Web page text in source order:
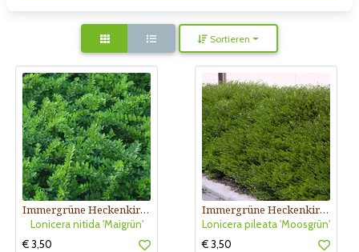
Sortieren
Immergrüne Heckenkirsche
Lonicera nitida 'Maigrün'
€ 3,50
Immergrüne Heckenkirsche
Lonicera pileata 'Moosgrün'
€ 3,50